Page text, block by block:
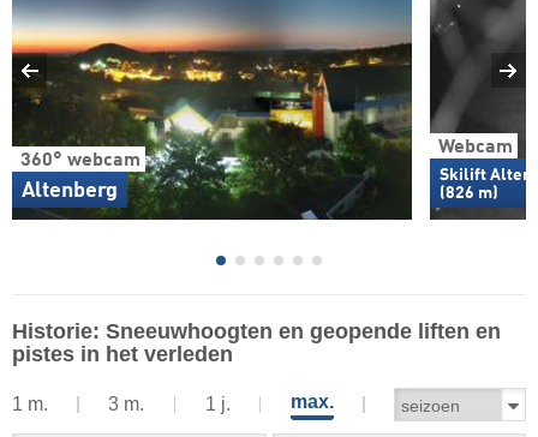
360° webcam
Altenberg
Webcam
Skilift
(826 m)
Historie: Sneeuwhoogten en geopende liften en
pistes in het verleden
1 m. 3 m. 1 j. max.